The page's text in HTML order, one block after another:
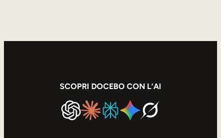
SCOPRI DOCEBO CON L’AI